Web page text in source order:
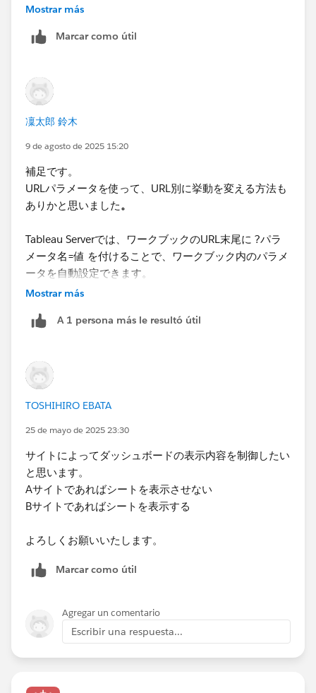
例えば、サイトごとに異なるデータを表示する場
2. 判定用の計算フィールドを作成
制御する計算フィールドを作成。
3. ダッシュボードの設定
ダッシュボードに該当のシートを配置。
レイアウトタブ で「値を使用して表示を制御」にチ
定を選択。
4. パラメータの選択による表示切り替え
に異なるダッシュボード表示が可能。
詳しくはこちらを参考にしてみてください。
【Tableau】「値を使用した表示状態の制御」の活用
⌗WorkoutWednesday - Qiita
Mostrar más
Marcar como útil
凜太郎 鈴木
9 de agosto de 2025 15:20
補足です。
URLパラメータを使って、URL別に挙動を変える方法も
ありかと思いました。
Tableau Serverでは、ワークブックのURL末尾に ?パラ
メータ名=値 を付けることで、ワークブック内のパラメ
ータを自動設定できます。
これを利用すれば、Aサイト用のリンクとBサイト用の
A」
Bサイトに「ダッシュボードURL?サイト種別=サイト
B」
※サイト種別、はパラメータ名
よる表示切り替えが可能となります。
Mostrar más
A 1 persona más le resultó útil
TOSHIHIRO EBATA
25 de mayo de 2025 23:30
サイトによってダッシュボードの表示内容を制御したい
と思います。
Aサイトであればシートを表示させない
Bサイトであればシートを表示する
よろしくお願いいたします。
Marcar como útil
Agregar un comentario
Escribir una respuesta...